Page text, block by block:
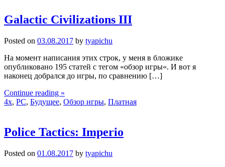
Galactic Civilizations III
Posted on 03.08.2017 by tyapichu
На момент написания этих строк, у меня в бложике
опубликовано 195 статей с тегом «обзор игры«. И вот я
наконец добрался до игры, по сравнению […]
Continue reading »
4x, PC, Будущее, Обзор игры, Платная
Police Tactics: Imperio
Posted on 01.08.2017 by tyapichu